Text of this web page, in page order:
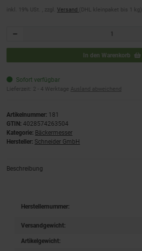
inkl. 19% USt. , zzgl. Versand (DHL kleinpaket bis 1 kg)
In den Warenkorb
Sofort verfügbar
Lieferzeit: 2 - 4 Werktage Ausland abweichend
Artikelnummer: 181
GTIN: 4028574263504
Kategorie: Bäckermesser
Hersteller: Schneider GmbH
Beschreibung
Herstellernummer:
Versandgewicht:
Artikelgewicht: